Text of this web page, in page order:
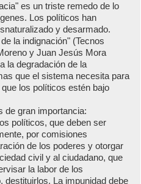
es un triste remedo de lo
Los políticos han
y desarmado.
la indignación" (Tecnos
y Juan Jesús Mora
la degradación de la
que el sistema necesita para
los políticos estén bajo
de gran importancia:
políticos, que deben ser
por comisiones
de los poderes y otorgar
civil y al ciudadano, que
la labor de los
destituirlos. La impunidad debe